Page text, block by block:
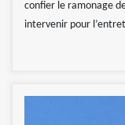
confier le ramonage
intervenir pour